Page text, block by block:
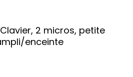
2 micros, petite
enceinte